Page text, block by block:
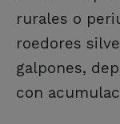
rurales o
roedores
galpones,
con